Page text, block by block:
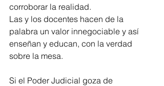
corroborar la realidad.
Las y los docentes hacen de la
palabra un valor innegociable y así
enseñan y educan, con la verdad
sobre la mesa.
Si el Poder Judicial goza de